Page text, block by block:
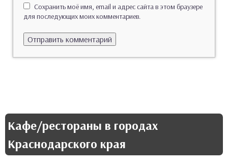
Сохранить моё имя, email и адрес сайта в этом браузере
для последующих моих комментариев.
Кафе/рестораны в городах
Краснодарского края